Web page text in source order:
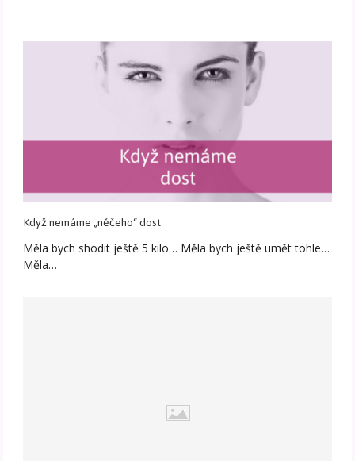
Když nemáme „něčeho“ dost
Měla bych shodit ještě 5 kilo… Měla bych ještě umět tohle…
Měla…